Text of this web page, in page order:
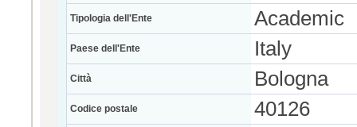
Tipologia dell'Ente Academic
Paese dell'Ente Italy
Città Bologna
Codice postale 40126